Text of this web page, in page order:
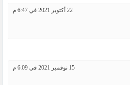
22 أكتوبر 2021 في 6:47 م
15 نوفمبر 2021 في 6:09 م